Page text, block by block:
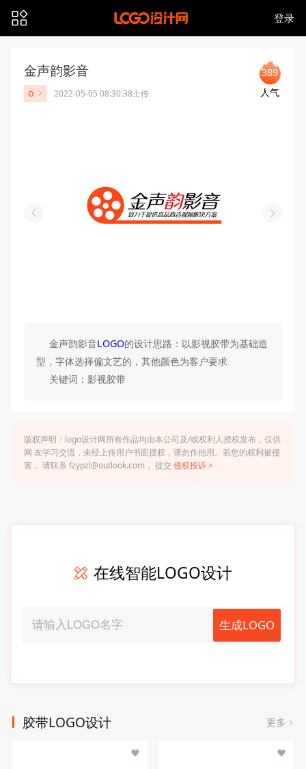
登录
金声韵影音
o 2022-05-05 08:30:38上传
389
人气
金声韵影音LOGO的设计思路：以影视胶带为基础造
型，字体选择偏文艺的，其他颜色为客户要求
关键词：影视胶带
版权声明：logo设计网所有作品均由本公司及/或权利人授权发布，仅供
网 友学习交流，未经上传用户书面授权，请勿作他用。若您的权利被侵
害， 请联系 fzypzl@outlook.com， 提交 侵权投诉 >
在线智能LOGO设计
生成LOGO
胶带LOGO设计 更多